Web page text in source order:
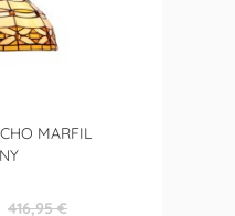
MARFIL
416,95 €